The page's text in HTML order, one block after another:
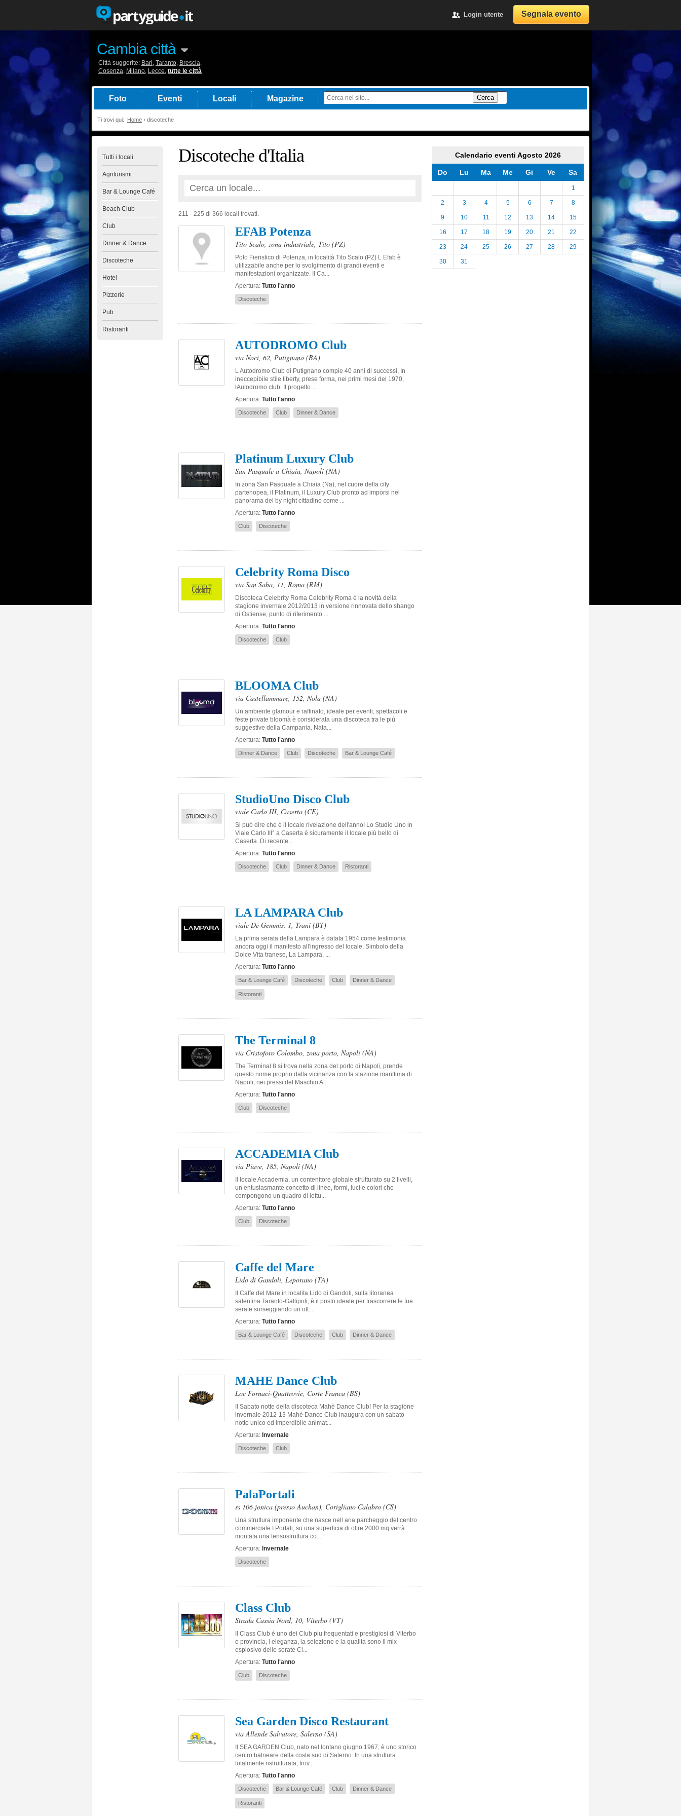
Segnala evento
Login utente
Cambia città
Città suggerite: Bari, Taranto, Brescia,
Cosenza, Milano, Lecce, tutte le città
Foto Eventi Locali Magazine Cerca
Ti trovi qui: Home › discoteche
Tutti i locali
Agriturismi
Bar & Lounge Café
Beach Club
Club
Dinner & Dance
Discoteche
Hotel
Pizzerie
Pub
Ristoranti
Discoteche d'Italia
211 - 225 di 366 locali trovati.
EFAB Potenza
Tito Scalo, zona industriale, Tito (PZ)
Polo Fieristico di Potenza, in località Tito Scalo (PZ) L Efab è
utilizzabile anche per lo svolgimento di grandi eventi e
manifestazioni organizzate. Il Ca...
Apertura: Tutto l'anno
Discoteche
AUTODROMO Club
via Noci, 62, Putignano (BA)
L Autodromo Club di Putignano compie 40 anni di successi, In
ineccepibile stile liberty, prese forma, nei primi mesi del 1970,
lAutodromo club. II progetto ...
Apertura: Tutto l'anno
Discoteche Club Dinner & Dance
Platinum Luxury Club
San Pasquale a Chiaia, Napoli (NA)
In zona San Pasquale a Chiaia (Na), nel cuore della city
partenopea, il Platinum, il Luxury Club pronto ad imporsi nel
panorama del by night cittadino come ...
Apertura: Tutto l'anno
Club Discoteche
Celebrity Roma Disco
via San Saba, 11, Roma (RM)
Discoteca Celebrity Roma Celebrity Roma è la novità della
stagione invernale 2012/2013 in versione rinnovata dello shango
di Ostiense, punto di riferimento ...
Apertura: Tutto l'anno
Discoteche Club
BLOOMA Club
via Castellammare, 152, Nola (NA)
Un ambiente glamour e raffinato, ideale per eventi, spettacoli e
feste private bloomà è considerata una discoteca tra le più
suggestive della Campania. Nata...
Apertura: Tutto l'anno
Dinner & Dance Club Discoteche Bar & Lounge Café
StudioUno Disco Club
viale Carlo III, Caserta (CE)
Si può dire che è il locale rivelazione dell'anno! Lo Studio Uno in
Viale Carlo III° a Caserta è sicuramente il locale più bello di
Caserta. Di recente...
Apertura: Tutto l'anno
Discoteche Club Dinner & Dance Ristoranti
LA LAMPARA Club
viale De Gemmis, 1, Trani (BT)
La prima serata della Lampara è datata 1954 come testimonia
ancora oggi il manifesto all'ingresso del locale. Simbolo della
Dolce Vita tranese, La Lampara, ...
Apertura: Tutto l'anno
Bar & Lounge Café Discoteche Club Dinner & Dance
Ristoranti
The Terminal 8
via Cristoforo Colombo, zona porto, Napoli (NA)
The Terminal 8 si trova nella zona del porto di Napoli, prende
questo nome proprio dalla vicinanza con la stazione marittima di
Napoli, nei pressi del Maschio A...
Apertura: Tutto l'anno
Club Discoteche
ACCADEMIA Club
via Piave, 185, Napoli (NA)
Il locale Accademia, un contenitore globale strutturato su 2 livelli,
un entusiasmante concetto di linee, formi, luci e colori che
compongono un quadro di lettu...
Apertura: Tutto l'anno
Club Discoteche
Caffe del Mare
Lido di Gandoli, Leporano (TA)
Il Caffe del Mare in localita Lido di Gandoli, sulla litoranea
salentina Taranto-Gallipoli, è il posto ideale per trascorrere le tue
serate sorseggiando un ott...
Apertura: Tutto l'anno
Bar & Lounge Café Discoteche Club Dinner & Dance
MAHE Dance Club
Loc Fornaci-Quattrovie, Corte Franca (BS)
Il Sabato notte della discoteca Mahè Dance Club! Per la stagione
invernale 2012-13 Mahè Dance Club inaugura con un sabato
notte unico ed imperdibile animat...
Apertura: Invernale
Discoteche Club
PalaPortali
ss 106 jonica (presso Auchan), Corigliano Calabro (CS)
Una struttura imponente che nasce nell aria parcheggio del centro
commerciale I Portali, su una superficia di oltre 2000 mq verrà
montata una tensostruttura co...
Apertura: Invernale
Discoteche
Class Club
Strada Cassia Nord, 10, Viterbo (VT)
Il Class Club è uno dei Club piu frequentati e prestigiosi di Viterbo
e provincia, l eleganza, la selezione e la qualità sono il mix
esplosivo delle serate Cl...
Apertura: Tutto l'anno
Club Discoteche
Sea Garden Disco Restaurant
via Allende Salvatore, Salerno (SA)
Il SEA GARDEN Club, nato nel lontano giugno 1967, è uno storico
centro balneare della costa sud di Salerno. In una struttura
totalmente ristrutturata, trov...
Apertura: Tutto l'anno
Discoteche Bar & Lounge Café Club Dinner & Dance
Ristoranti
Calendario eventi Agosto 2026
Do Lu Ma Me Gi Ve Sa
1
2 3 4 5 6 7 8
9 10 11 12 13 14 15
16 17 18 19 20 21 22
23 24 25 26 27 28 29
30 31